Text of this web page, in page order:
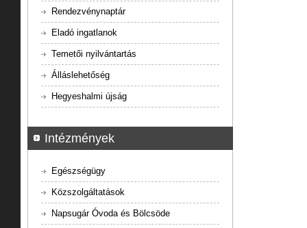
Rendezvénynaptár
Eladó ingatlanok
Temetői nyilvántartás
Álláslehetőség
Hegyeshalmi újság
Intézmények
Egészségügy
Közszolgáltatások
Napsugár Óvoda és Bölcsöde